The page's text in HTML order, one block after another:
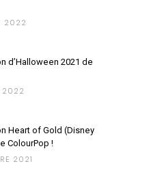
2022
d’Halloween 2021 de
2022
Heart of Gold (Disney
ColourPop !
2021